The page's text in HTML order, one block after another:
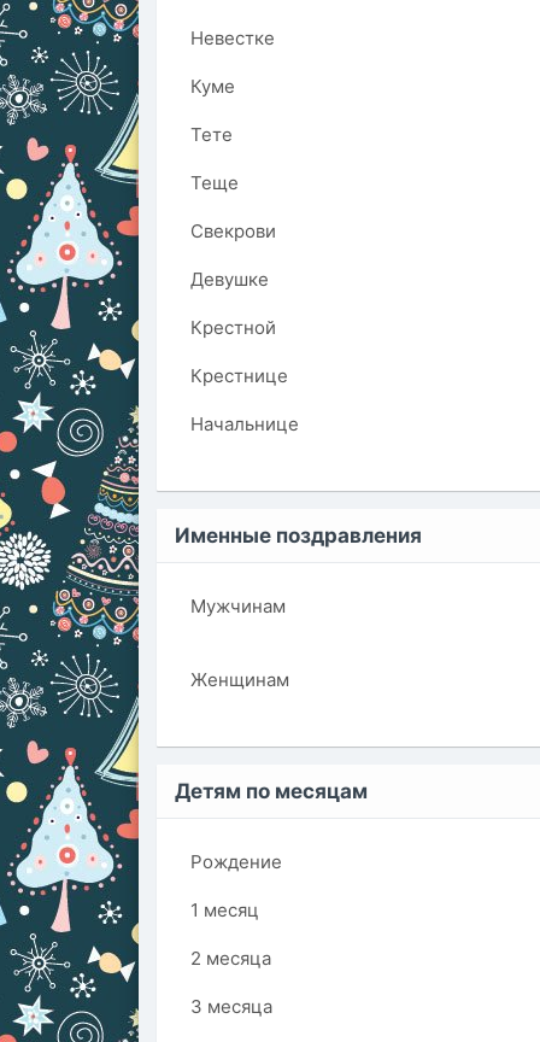
Невестке
Куме
Тете
Теще
Свекрови
Девушке
Крестной
Крестнице
Начальнице
Именные поздравления
Мужчинам
Женщинам
Детям по месяцам
Рождение
1 месяц
2 месяца
3 месяца